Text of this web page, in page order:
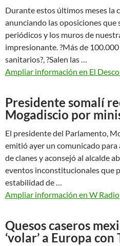
Durante estos últimos meses la
anunciando las oposiciones que
periódicos y los muros de
impresionante. ?Más de
sanitarios?, ?Salen las …
Ampliar información en El
Presidente somalí
Mogadiscio por
El presidente del Parlamento,
emitió ayer un comunicado
de clanes y aconsejó al alcalde
eventos inconstitucionales que
estabilidad de …
Ampliar información en W Radio
Quesos caseros
‘volar’ a Europa con